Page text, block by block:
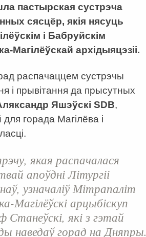
пастырская сустрэча
сясцёр, якія нясуць
і Бабруйскім
Магілёўскай архідыяцэзіі.
распачаццем сустрэчы
і прывітання да прысутных
Яшэўскі SDB,
для горада Магілёва і
якая распачалася
апоўдні Літургіі
узначаліў Мітрапаліт
Магілёўскі арцыбіскуп
Станеўскі, які з гэтай
наведаў горад на